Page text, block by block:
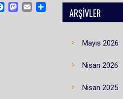
FACEBOOK
MASTODON
EMAIL
SHARE
ARŞIVLER
Mayıs 2026
Nisan 2026
Nisan 2025